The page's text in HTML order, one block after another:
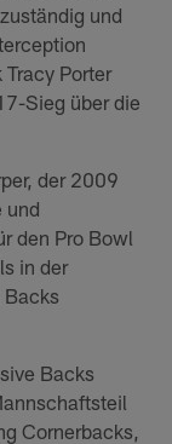
und
Porter
Sieg über die
der 2009
und
den Pro Bowl
in der
Backs
Cornerbacks,